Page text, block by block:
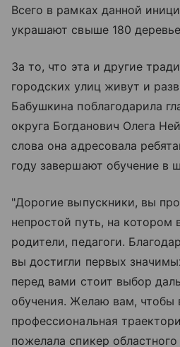
Всего в рамках данной
украшают свыше 180
За то, что эта и другие
городских улиц живут и
Бабушкина поблагодарила
округа Богданович Олега
слова она адресовала
году завершают обучение в
"Дорогие выпускники, вы
непростой путь, на котором
родители, педагоги.
вы достигли первых
перед вами стоит выбор
обучения. Желаю вам, чтобы
профессиональная
пожелала спикер